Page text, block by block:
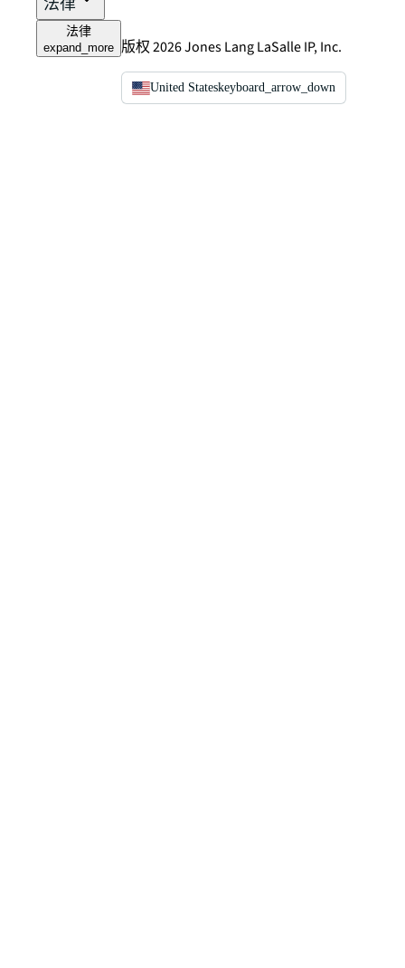
法律
expand_more 版权 2026 Jones Lang LaSalle IP, Inc.
United Stateskeyboard_arrow_down